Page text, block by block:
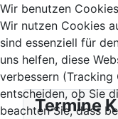
Termine
Wir benutzen Cookies
Wir nutzen Cookies
sind essenziell für
uns helfen, diese
verbessern (Tracking
entscheiden, ob Sie
beachten Sie, dass